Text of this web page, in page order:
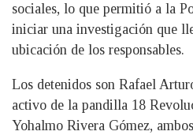
sociales, lo que permitió a la
iniciar una investigación que
ubicación de los responsables.
Los detenidos son Rafael
activo de la pandilla 18
Yohalmo Rivera Gómez,